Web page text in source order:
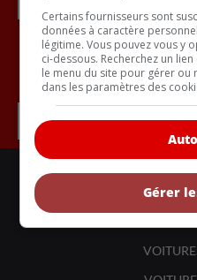
Inscrivez
LIENS
Certains fournisseurs sont
données à caractère
légitime. Vous pouvez vous y
ci-dessous. Recherchez un
le menu du site pour gérer
dans les paramètres des
Gérer